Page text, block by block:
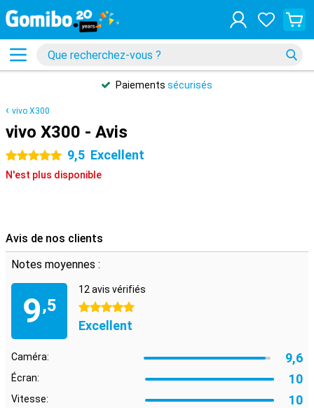
Paiements sécurisés
vivo X300
vivo X300 - Avis
5 étoiles 9,5 Excellent
N'est plus disponible
Avis de nos clients
Notes moyennes :
9,5
12 avis vérifiés
5 étoiles
Excellent
Caméra: 9,6
Écran: 10
Vitesse: 10